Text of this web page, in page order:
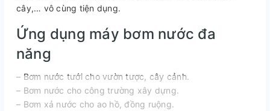
cây,… vô cùng tiện dụng.
Ứng dụng máy bơm nước đa
năng
– Bơm nước tưới cho vườn tược, cây cảnh.
– Bơm nước cho công trường xây dựng.
– Bơm xả nước cho ao hồ, đồng ruộng.